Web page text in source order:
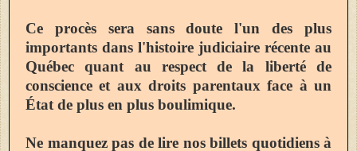
Ce procès sera sans doute l'un des plus
importants dans l'histoire judiciaire récente au
Québec quant au respect de la liberté de
conscience et aux droits parentaux face à un
État de plus en plus boulimique.
Ne manquez pas de lire nos billets quotidiens à